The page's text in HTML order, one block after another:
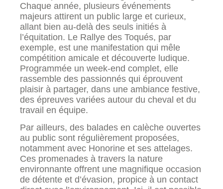
Chaque année, plusieurs événements
majeurs attirent un public large et curieux,
allant bien au-delà des seuls initiés à
l’équitation. Le Rallye des Toqués, par
exemple, est une manifestation qui mêle
compétition amicale et découverte ludique.
Programmée un week-end complet, elle
rassemble des passionnés qui éprouvent
plaisir à partager, dans une ambiance festive,
des épreuves variées autour du cheval et du
travail en équipe.
Par ailleurs, des balades en calèche ouvertes
au public sont régulièrement proposées,
notamment avec Honorine et ses attelages.
Ces promenades à travers la nature
environnante offrent une magnifique occasion
de détente et d’évasion, propice à un contact